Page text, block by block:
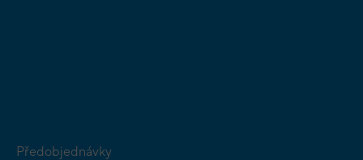
Předobjednávky